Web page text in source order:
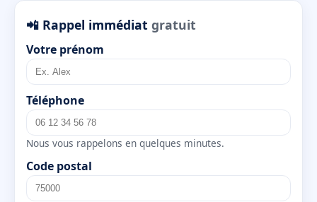
📲 Rappel immédiat gratuit
Votre prénom
Téléphone
Nous vous rappelons en quelques minutes.
Code postal